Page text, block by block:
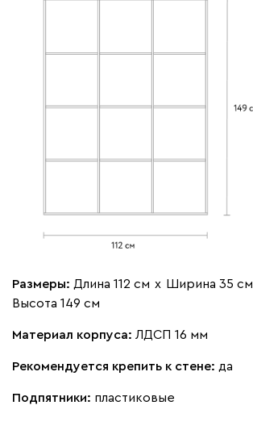
Размеры: Длина 112 см х Ширина 35 см
Высота 149 см
Материал корпуса: ЛДСП 16 мм
Рекомендуется крепить к стене: да
Подпятники: пластиковые